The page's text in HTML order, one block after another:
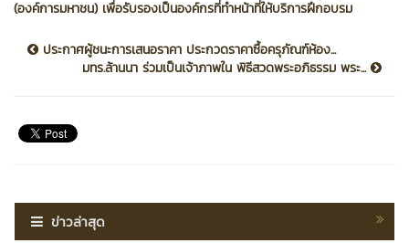
(องค์การมหาชน) เพื่อรับรองเป็นองค์กรที่ทำหน้าที่ให้บริการฝึกอบรม
ประกาศผู้ชนะการเสนอราคา ประกวดราคาซื้อครุภัณฑ์ห้อง...
มทร.ล้านนา ร่วมเป็นเจ้าภาพใน พิธีสวดพระอภิธรรม พระ...
ข่าวล่าสุด